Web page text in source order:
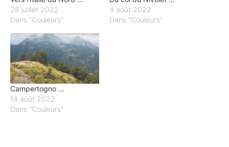
28 juillet 2022
Dans "Couleurs"
4 août 2022
Dans "Couleurs"
Campertogno …
14 août 2022
Dans "Couleurs"